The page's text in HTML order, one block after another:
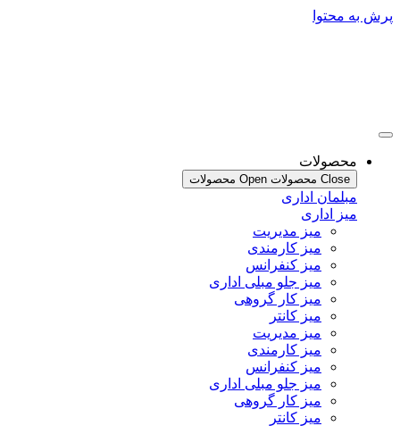
Open محصولات
اداری
اداری
میز مدیریت
میز کارمندی
میز کنفرانس
میز جلو مبلی اداری
میز کار گروهی
میز کانتر
میز مدیریت
میز کارمندی
میز کنفرانس
میز جلو مبلی اداری
میز کار گروهی
میز کانتر